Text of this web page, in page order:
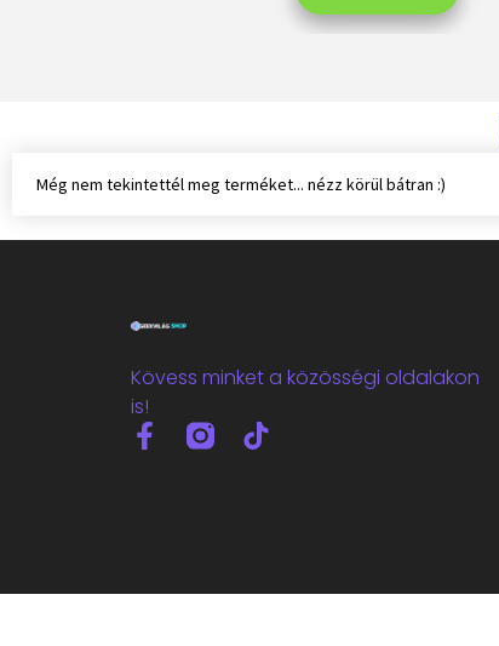
Még nem tekintettél meg terméket... nézz körül bátran :)
Kövess minket a közösségi oldalakon
is!